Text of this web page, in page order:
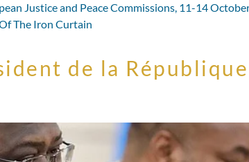
Justice and Peace Commissions, 11-14
The Iron Curtain
de la